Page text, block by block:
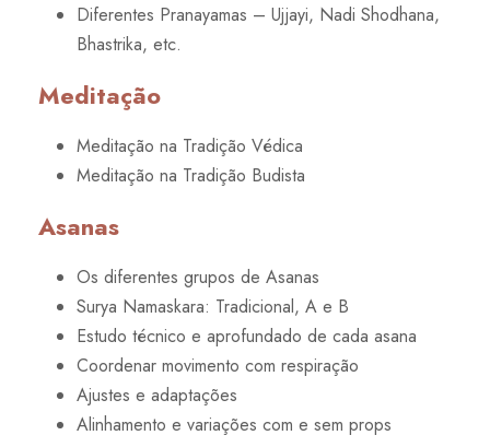
Diferentes Pranayamas – Ujjayi, Nadi Shodhana,
Bhastrika, etc.
Meditação
Meditação na Tradição Védica
Meditação na Tradição Budista
Asanas
Os diferentes grupos de Asanas
Surya Namaskara: Tradicional, A e B
Estudo técnico e aprofundado de cada asana
Coordenar movimento com respiração
Ajustes e adaptações
Alinhamento e variações com e sem props